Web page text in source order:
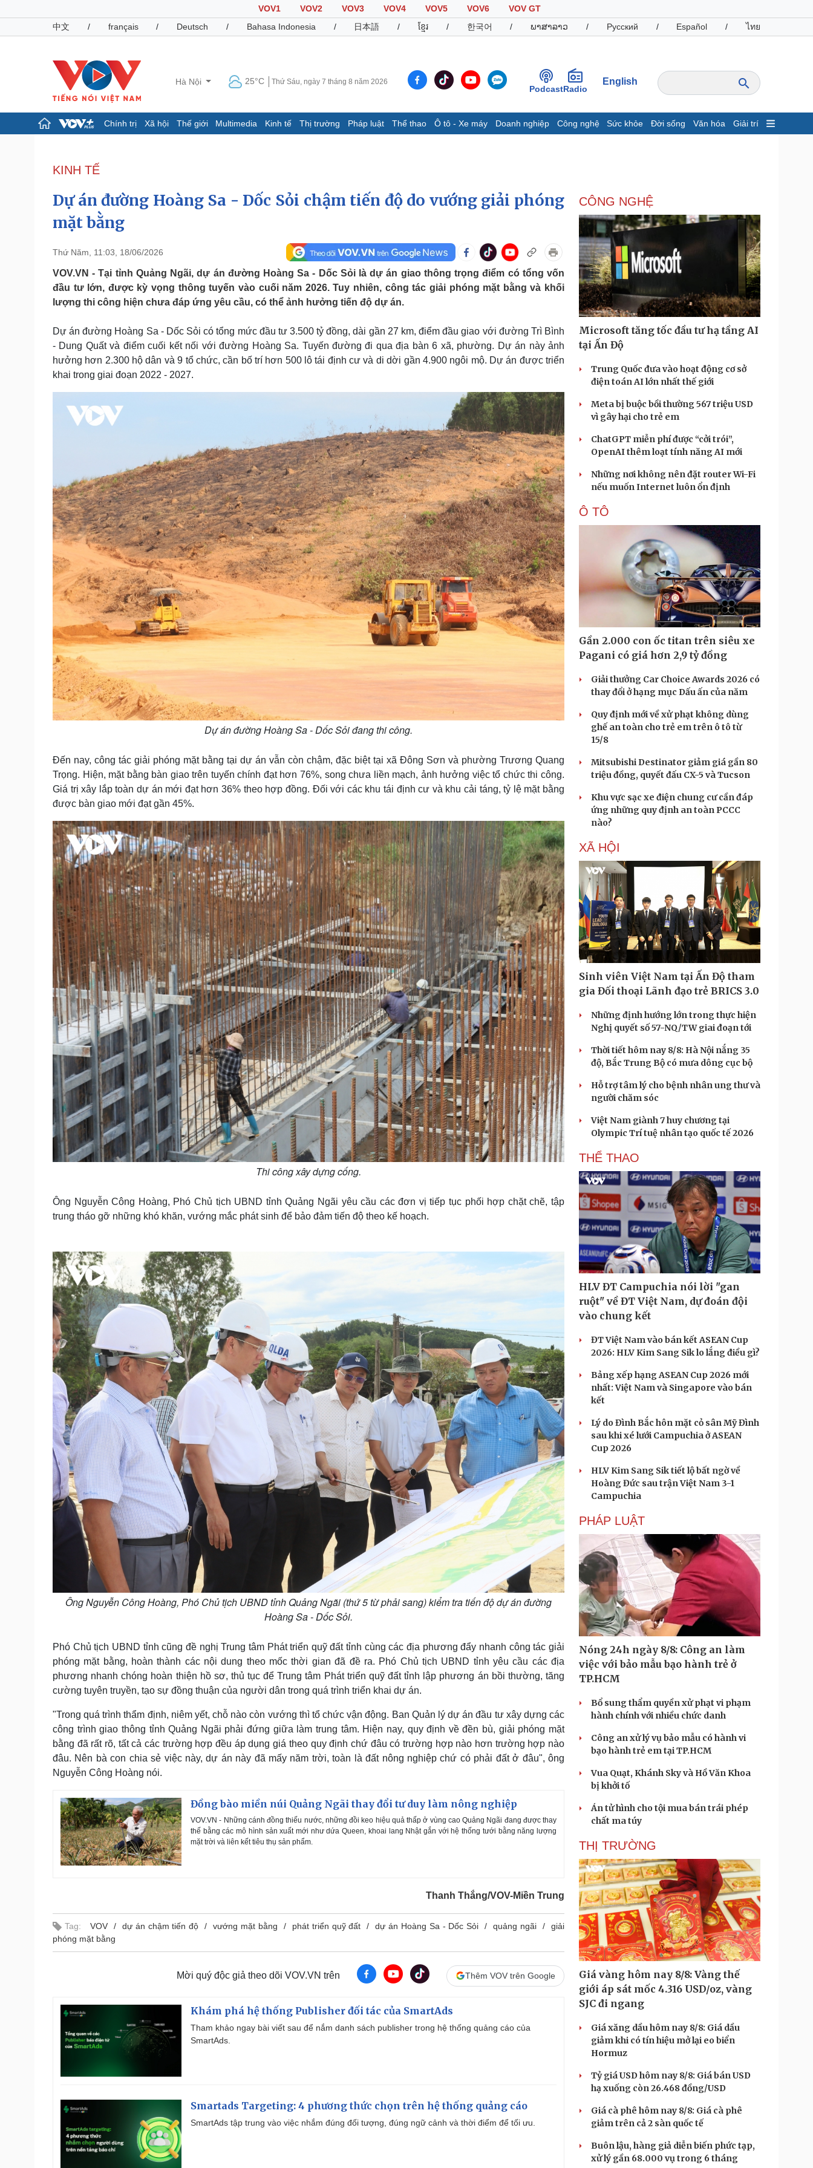
VOV1 VOV2 VOV3 VOV4 VOV5 VOV6
VOV GT
中文
/ français / Deutsch / Bahasa Indonesia / 日本語 / ខ្មែរ / 한국어 / ພາສາລາວ / Русский / Español / ไทย
Hà Nội 25°C Thứ Sáu, ngày 7 tháng 8 năm 2026
PodcastRadio
English
Chính trị Xã hội Thế giới Multimedia Kinh tế Thị trường Pháp luật Thể thao Ô tô - Xe máy Doanh nghiệp Công nghệ Sức khỏe Đời sống Văn hóa Giải trí
Đảng
Tổ chức nhân sự
Nhận diện sự thật
Dấu ấn VOV
Infographic
Giá cà phê
Pháp luật
Tin nóng
Tư vấn luật
Việt Nam
Phân tích
Thể thao
Lịch thi đấu bóng đá
Thế giới thể thao
eSports
Ô tô - Xe máy
Xe máy
Tư vấn
Doanh nghiệp
Thông tin doanh nghiệp
Doanh nghiệp 24h
Doanh nhân
Vì cộng đồng
Công nghệ
Sành điệu
Trải nghiệm
Chuyển đổi số
Sức khỏe
Dinh dưỡng - món ngon
Cây thuốc
Sản phụ khoa
Nhi khoa
Làm đẹp - giảm cân
Phòng mạch online
Đời sống
Blog
Tình yêu - Gia đình
Văn hóa
Sân khấu - Điện ảnh
Văn học
Di sản
Giải trí
Thời trang
Du lịch
Tư vấn
Săn Tour
Podcast
Đọc truyện đêm khuya
Cửa sổ tình yêu
Hạt giống tâm hồn
KINH TẾ
Dự án đường Hoàng Sa - Dốc Sỏi chậm tiến độ do vướng giải phóng
mặt bằng
Thứ Năm, 11:03, 18/06/2026
VOV.VN - Tại tỉnh Quảng Ngãi, dự án đường Hoàng Sa - Dốc Sỏi là dự án giao thông trọng điểm có tổng vốn
đầu tư lớn, được kỳ vọng thông tuyến vào cuối năm 2026. Tuy nhiên, công tác giải phóng mặt bằng và khối
lượng thi công hiện chưa đáp ứng yêu cầu, có thể ảnh hưởng tiến độ dự án.
Dự án đường Hoàng Sa - Dốc Sỏi có tổng mức đầu tư 3.500 tỷ đồng, dài gần 27 km, điểm đầu giao với đường Trì Bình
- Dung Quất và điểm cuối kết nối với đường Hoàng Sa. Tuyến đường đi qua địa bàn 6 xã, phường. Dự án này ảnh
hưởng hơn 2.300 hộ dân và 9 tổ chức, cần bố trí hơn 500 lô tái định cư và di dời gần 4.900 ngôi mộ. Dự án được triển
khai trong giai đoạn 2022 - 2027.
Dự án đường Hoàng Sa - Dốc Sỏi đang thi công.
Đến nay, công tác giải phóng mặt bằng tại dự án vẫn còn chậm, đặc biệt tại xã Đông Sơn và phường Trương Quang
Trọng. Hiện, mặt bằng bàn giao trên tuyến chính đạt hơn 76%, song chưa liền mạch, ảnh hưởng việc tổ chức thi công.
Giá trị xây lắp toàn dự án mới đạt hơn 36% theo hợp đồng. Đối với các khu tái định cư và khu cải táng, tỷ lệ mặt bằng
được bàn giao mới đạt gần 45%.
Thi công xây dựng cống.
Ông Nguyễn Công Hoàng, Phó Chủ tịch UBND tỉnh Quảng Ngãi yêu cầu các đơn vị tiếp tục phối hợp chặt chẽ, tập
trung tháo gỡ những khó khăn, vướng mắc phát sinh để bảo đảm tiến độ theo kế hoạch.
Ông Nguyễn Công Hoàng, Phó Chủ tịch UBND tỉnh Quảng Ngãi (thứ 5 từ phải sang) kiểm tra tiến độ dự án đường
Hoàng Sa - Dốc Sỏi.
Phó Chủ tịch UBND tỉnh cũng đề nghị Trung tâm Phát triển quỹ đất tỉnh cùng các địa phương đẩy nhanh công tác giải
phóng mặt bằng, hoàn thành các nội dung theo mốc thời gian đã đề ra. Phó Chủ tịch UBND tỉnh yêu cầu các địa
phương nhanh chóng hoàn thiện hồ sơ, thủ tục để Trung tâm Phát triển quỹ đất tỉnh lập phương án bồi thường, tăng
cường tuyên truyền, tạo sự đồng thuận của người dân trong quá trình triển khai dự án.
"Trong quá trình thẩm định, niêm yết, chỗ nào còn vướng thì tổ chức vận động. Ban Quản lý dự án đầu tư xây dựng các
công trình giao thông tỉnh Quảng Ngãi phải đứng giữa làm trung tâm. Hiện nay, quy định về đền bù, giải phóng mặt
bằng đã rất rõ, tất cả các trường hợp đều áp dụng giá theo quy định chứ đâu có trường hợp nào hơn trường hợp nào
đâu. Nên bà con chia sẻ việc này, dự án này đã mấy năm trời, toàn là đất nông nghiệp chứ có phải đất ở đâu", ông
Nguyễn Công Hoàng nói.
Đồng bào miền núi Quảng Ngãi thay đổi tư duy làm nông nghiệp
VOV.VN - Những cánh đồng thiếu nước, những đồi keo hiệu quả thấp ở vùng cao Quảng Ngãi đang được thay
thế bằng các mô hình sản xuất mới như dứa Queen, khoai lang Nhật gắn với hệ thống tưới bằng năng lượng
mặt trời và liên kết tiêu thụ sản phẩm.
Thanh Thắng/VOV-Miền Trung
Tag: VOV dự án chậm tiến độ vướng mặt bằng phát triển quỹ đất dự án Hoàng Sa - Dốc Sỏi quảng ngãi
giải
phóng mặt bằng
Mời quý độc giả theo dõi VOV.VN trên Thêm VOV trên Google
Khám phá hệ thống Publisher đối tác của SmartAds
Tham khảo ngay bài viết sau để nắm danh sách publisher trong hệ thống quảng cáo của
SmartAds.
Smartads Targeting: 4 phương thức chọn trên hệ thống quảng cáo
SmartAds tập trung vào việc nhắm đúng đối tượng, đúng ngữ cảnh và thời điểm để tối ưu.
CÔNG NGHỆ
Microsoft tăng tốc đầu tư hạ tầng AI
tại Ấn Độ
Trung Quốc đưa vào hoạt động cơ sở
điện toán AI lớn nhất thế giới
Meta bị buộc bồi thường 567 triệu USD
vì gây hại cho trẻ em
ChatGPT miễn phí được “cởi trói”,
OpenAI thêm loạt tính năng AI mới
Những nơi không nên đặt router Wi-Fi
nếu muốn Internet luôn ổn định
Ô TÔ
Gần 2.000 con ốc titan trên siêu xe
Pagani có giá hơn 2,9 tỷ đồng
Giải thưởng Car Choice Awards 2026 có
thay đổi ở hạng mục Dấu ấn của năm
Quy định mới về xử phạt không dùng
ghế an toàn cho trẻ em trên ô tô từ
15/8
Mitsubishi Destinator giảm giá gần 80
triệu đồng, quyết đấu CX-5 và Tucson
Khu vực sạc xe điện chung cư cần đáp
ứng những quy định an toàn PCCC
nào?
XÃ HỘI
Sinh viên Việt Nam tại Ấn Độ tham
gia Đối thoại Lãnh đạo trẻ BRICS 3.0
Những định hướng lớn trong thực hiện
Nghị quyết số 57-NQ/TW giai đoạn tới
Thời tiết hôm nay 8/8: Hà Nội nắng 35
độ, Bắc Trung Bộ có mưa dông cục bộ
Hỗ trợ tâm lý cho bệnh nhân ung thư và
người chăm sóc
Việt Nam giành 7 huy chương tại
Olympic Trí tuệ nhân tạo quốc tế 2026
THỂ THAO
HLV ĐT Campuchia nói lời "gan
ruột" về ĐT Việt Nam, dự đoán đội
vào chung kết
ĐT Việt Nam vào bán kết ASEAN Cup
2026: HLV Kim Sang Sik lo lắng điều gì?
Bảng xếp hạng ASEAN Cup 2026 mới
nhất: Việt Nam và Singapore vào bán
kết
Lý do Đình Bắc hôn mặt cỏ sân Mỹ Đình
sau khi xé lưới Campuchia ở ASEAN
Cup 2026
HLV Kim Sang Sik tiết lộ bất ngờ về
Hoàng Đức sau trận Việt Nam 3-1
Campuchia
PHÁP LUẬT
Nóng 24h ngày 8/8: Công an làm
việc với bảo mẫu bạo hành trẻ ở
TP.HCM
Bổ sung thẩm quyền xử phạt vi phạm
hành chính với nhiều chức danh
Công an xử lý vụ bảo mẫu có hành vi
bạo hành trẻ em tại TP.HCM
Vua Quạt, Khánh Sky và Hồ Văn Khoa
bị khởi tố
Án tử hình cho tội mua bán trái phép
chất ma túy
THỊ TRƯỜNG
Giá vàng hôm nay 8/8: Vàng thế
giới áp sát mốc 4.316 USD/oz, vàng
SJC đi ngang
Giá xăng dầu hôm nay 8/8: Giá dầu
giảm khi có tín hiệu mở lại eo biển
Hormuz
Tỷ giá USD hôm nay 8/8: Giá bán USD
hạ xuống còn 26.468 đồng/USD
Giá cà phê hôm nay 8/8: Giá cà phê
giảm trên cả 2 sàn quốc tế
Buôn lậu, hàng giả diễn biến phức tạp,
xử lý gần 68.000 vụ trong 6 tháng